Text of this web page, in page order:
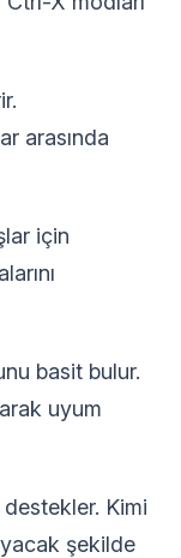
arasında
için
basit bulur.
uyum
Kimi
şekilde